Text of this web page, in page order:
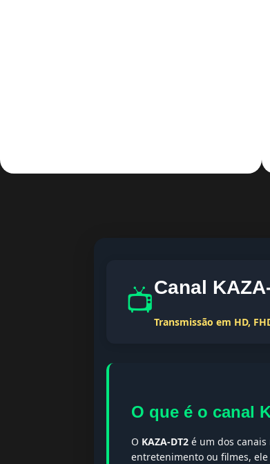
📺Canal
Transmissão em HD,
O que é o canal
O KAZA-DT2 é um dos
entretenimento ou filmes,